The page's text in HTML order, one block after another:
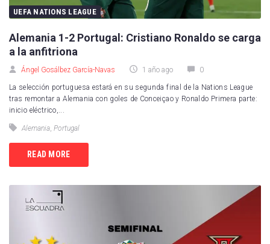
UEFA NATIONS LEAGUE
Alemania 1-2 Portugal: Cristiano Ronaldo se carga
a la anfitriona
Ángel Gosálbez García-Navas 1 año ago 0
La selección portuguesa estará en su segunda final de la Nations League
tras remontar a Alemania con goles de Conceiçao y Ronaldo Primera parte:
inicio eléctrico,...
Alemania Portugal
READ MORE